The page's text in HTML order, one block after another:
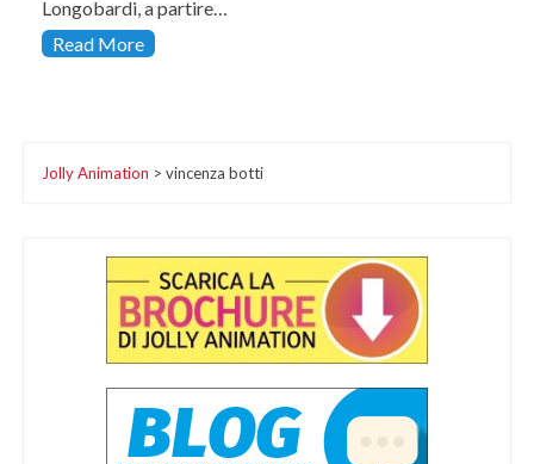
Longobardi, a partire…
Read More
Jolly Animation > vincenza botti